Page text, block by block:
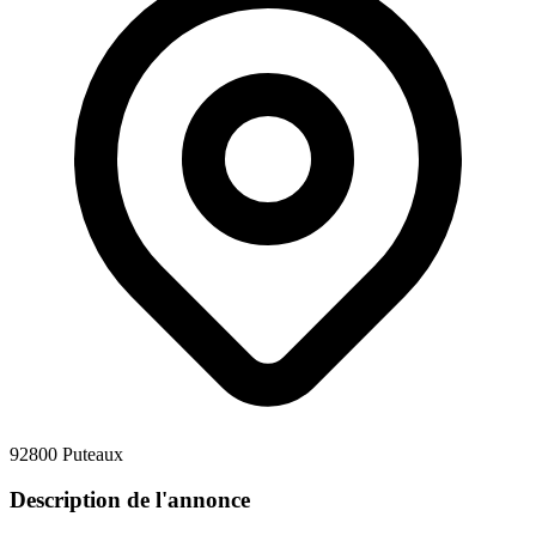
92800 Puteaux
Description de l'annonce